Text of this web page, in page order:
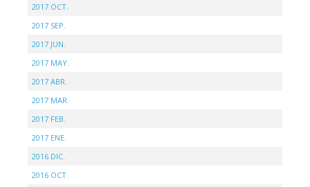
2017 OCT.
2017 SEP.
2017 JUN.
2017 MAY.
2017 ABR.
2017 MAR.
2017 FEB.
2017 ENE.
2016 DIC.
2016 OCT.